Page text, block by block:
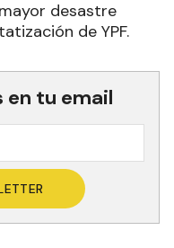
desastre
de YPF.
en tu email